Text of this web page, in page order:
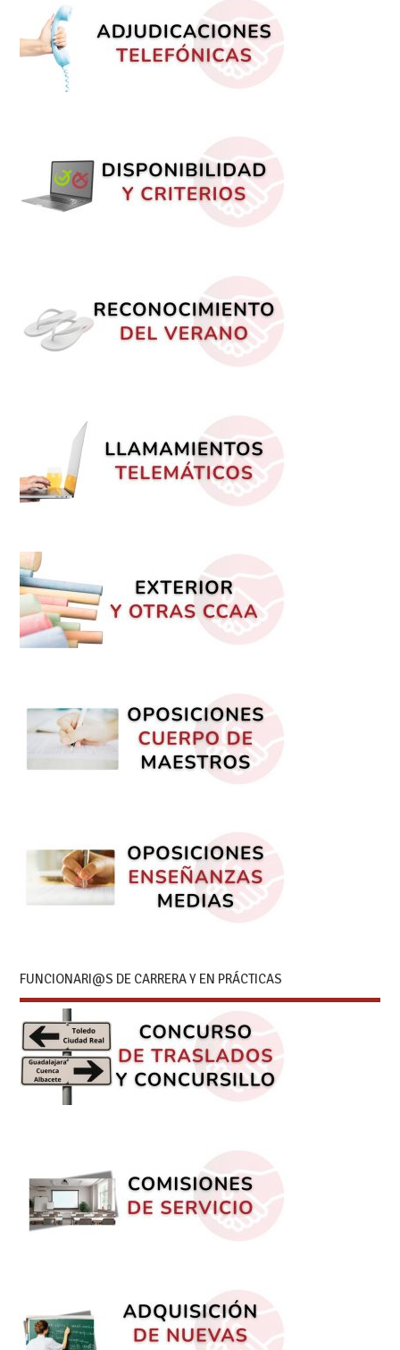
FUNCIONARI@S DE CARRERA Y EN PRÁCTICAS